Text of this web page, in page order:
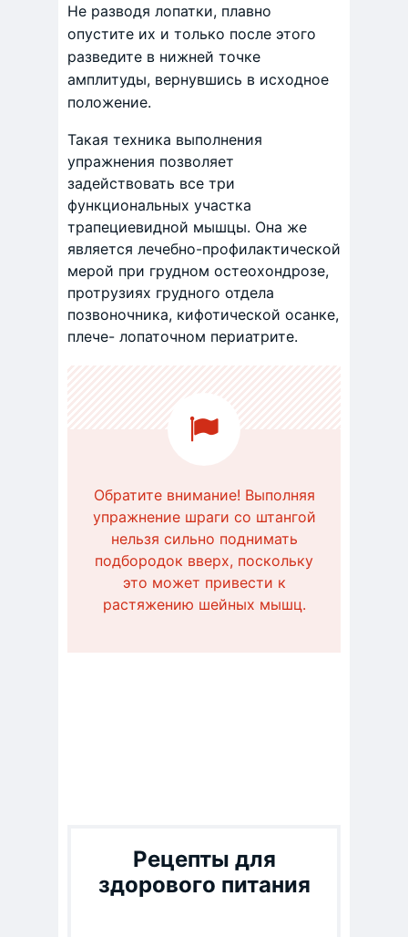
Не разводя лопатки, плавно
опустите их и только после этого
разведите в нижней точке
амплитуды, вернувшись в исходное
положение.
Такая техника выполнения
упражнения позволяет
задействовать все три
функциональных участка
трапециевидной мышцы. Она же
является лечебно-профилактической
мерой при грудном остеохондрозе,
протрузиях грудного отдела
позвоночника, кифотической осанке,
плече- лопаточном периатрите.
Обратите внимание! Выполняя
упражнение шраги со штангой
нельзя сильно поднимать
подбородок вверх, поскольку
это может привести к
растяжению шейных мышц.
Рецепты для
здорового питания